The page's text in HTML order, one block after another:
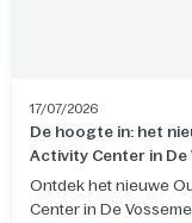
17/07/2026
De hoogte in: het
Activity Center in De
Bispinger Heide is
Ontdek het nieuwe
Center in De